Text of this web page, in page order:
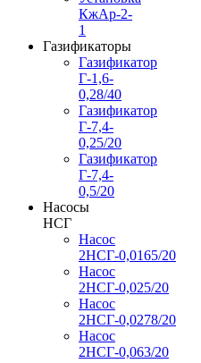
КжАр-2-
1
Газификаторы
Газификатор
Г-1,6-
0,28/40
Газификатор
Г-7,4-
0,25/20
Газификатор
Г-7,4-
0,5/20
Насосы
НСГ
Насос
2НСГ-0,0165/20
Насос
2НСГ-0,025/20
Насос
2НСГ-0,0278/20
Насос
2НСГ-0,063/20